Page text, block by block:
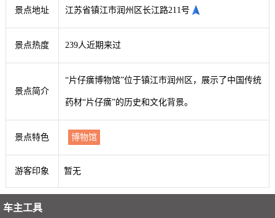
景点地址 江苏省镇江市润州区长江路211号
景点热度 239人近期来过
景点简介
“片仔癀博物馆”位于镇江市润州区，展示了中国传统
药材“片仔癀”的历史和文化背景。
景点特色 博物馆
游客印象 暂无
车主工具